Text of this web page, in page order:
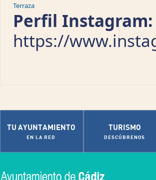
Terraza
Perfil Instagram:
https://
TU AYUNTAMIENTO
EN LA RED
TURISMO
DESCÚBRENOS